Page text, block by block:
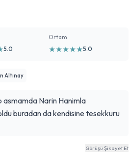
5.0
Ortam
★★★★★5.0
Altınay
Narin Hanimla
buradan da kendisine tesekkuru
Görüşü Şikayet Et